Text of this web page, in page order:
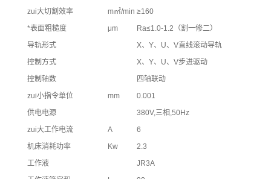
zui大切割效率
m㎡/min ≥160
*表面粗糙度
μm
Ra≤1.0-1.2（割一修二）
导轨形式
X、Y、U、V直线滚动导轨
控制方式
X、Y、U、V步进驱动
控制轴数
四轴联动
zui小指令单位
mm
0.001
供电电源
380V,三相,50Hz
zui大工作电流
A
6
机床消耗功率
Kw
2.3
工作液
JR3A